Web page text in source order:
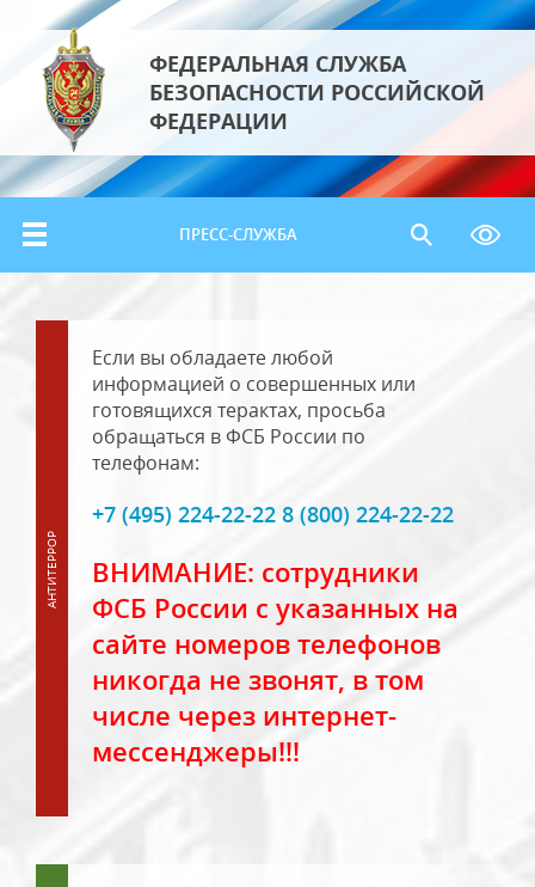
ФЕДЕРАЛЬНАЯ СЛУЖБА
БЕЗОПАСНОСТИ РОССИЙСКОЙ
ФЕДЕРАЦИИ
ПРЕСС-СЛУЖБА
Если вы обладаете любой
информацией о совершенных или
готовящихся терактах, просьба
обращаться в ФСБ России по
телефонам:
+7 (495) 224-22-22 8 (800) 224-22-22
ВНИМАНИЕ: сотрудники
ФСБ России с указанных на
сайте номеров телефонов
никогда не звонят, в том
числе через интернет-
мессенджеры!!!